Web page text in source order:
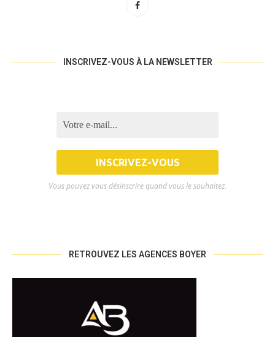
INSCRIVEZ-VOUS À LA NEWSLETTER
Vous pouvez vous désinscrire quand vous le souhaitez.
RETROUVEZ LES AGENCES BOYER